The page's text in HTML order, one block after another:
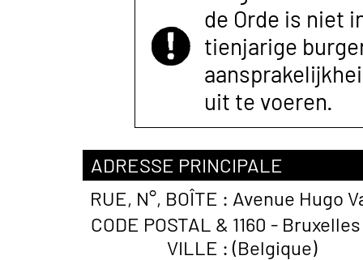
de Orde is niet
tienjarige
uit te voeren.
ADRESSE PRINCIPALE
RUE, N°, BOÎTE : Avenue Hugo
CODE POSTAL &
VILLE :
1160 -
(Belgique)